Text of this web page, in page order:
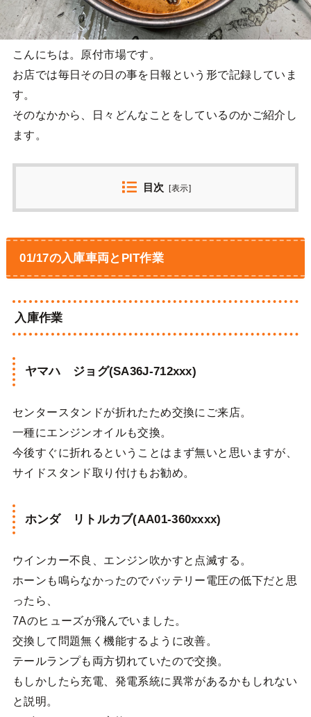
こんにちは。原付市場です。
お店では毎日その日の事を日報という形で記録していま
す。
そのなかから、日々どんなことをしているのかご紹介し
ます。
目次 [表示]
01/17の入庫車両とPIT作業
入庫作業
ヤマハ ジョグ(SA36J-712xxx)
センタースタンドが折れたため交換にご来店。
一種にエンジンオイルも交換。
今後すぐに折れるということはまず無いと思いますが、
サイドスタンド取り付けもお勧め。
ホンダ リトルカブ(AA01-360xxxx)
ウインカー不良、エンジン吹かすと点滅する。
ホーンも鳴らなかったのでバッテリー電圧の低下だと思
ったら、
7Aのヒューズが飛んでいました。
交換して問題無く機能するように改善。
テールランプも両方切れていたので交換。
もしかしたら充電、発電系統に異常があるかもしれない
と説明。